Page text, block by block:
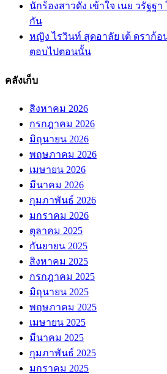
นักร้องสาวดัง เข้าใจ เนย วรัฐฐ
กัน
หญิง ไรวินท์ สุดอาลัย เต้ ดราก้
ตอบไปตอนนั้น
คลังเก็บ
สิงหาคม 2026
กรกฎาคม 2026
มิถุนายน 2026
พฤษภาคม 2026
เมษายน 2026
มีนาคม 2026
กุมภาพันธ์ 2026
มกราคม 2026
ตุลาคม 2025
กันยายน 2025
สิงหาคม 2025
กรกฎาคม 2025
มิถุนายน 2025
พฤษภาคม 2025
เมษายน 2025
มีนาคม 2025
กุมภาพันธ์ 2025
มกราคม 2025